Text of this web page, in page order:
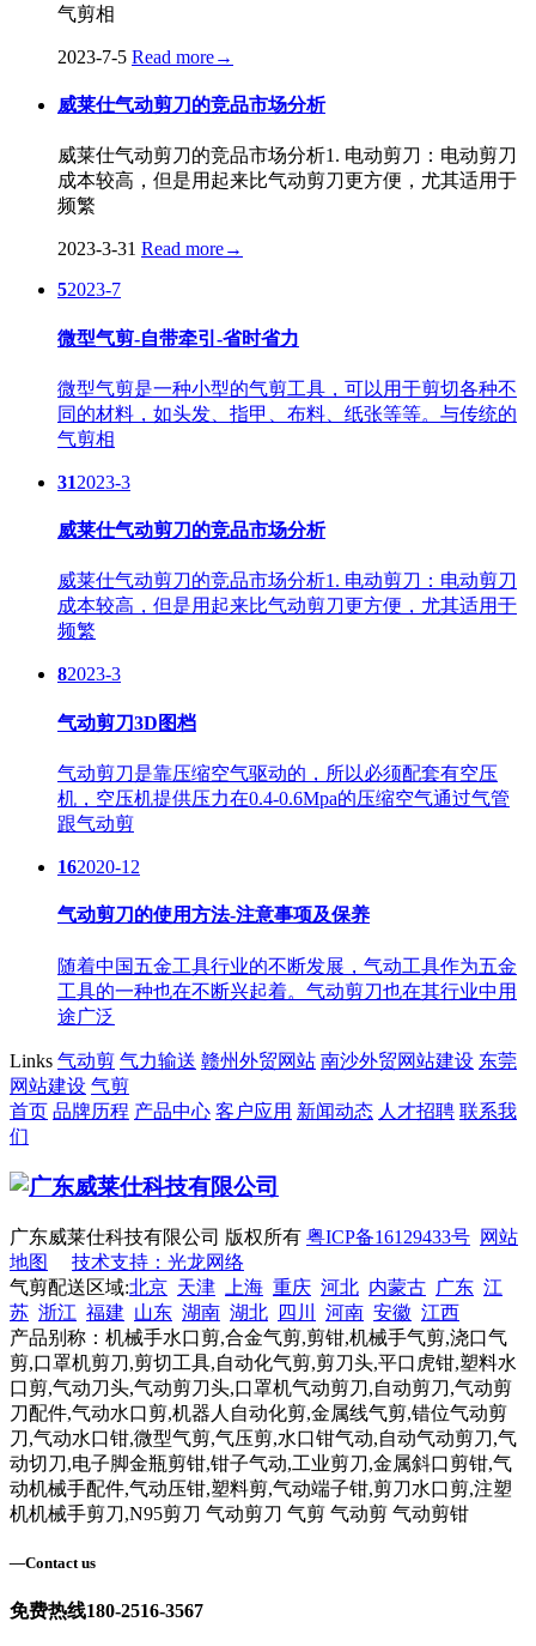
气剪相
2023-7-5 Read more→
威莱仕气动剪刀的竞品市场分析
威莱仕气动剪刀的竞品市场分析1. 电动剪刀：电动剪刀
成本较高，但是用起来比气动剪刀更方便，尤其适用于
频繁
2023-3-31 Read more→
52023-7
微型气剪-自带牵引-省时省力
微型气剪是一种小型的气剪工具，可以用于剪切各种不
同的材料，如头发、指甲、布料、纸张等等。与传统的
气剪相
312023-3
威莱仕气动剪刀的竞品市场分析
威莱仕气动剪刀的竞品市场分析1. 电动剪刀：电动剪刀
成本较高，但是用起来比气动剪刀更方便，尤其适用于
频繁
82023-3
气动剪刀3D图档
气动剪刀是靠压缩空气驱动的，所以必须配套有空压
机，空压机提供压力在0.4-0.6Mpa的压缩空气通过气管
跟气动剪
162020-12
气动剪刀的使用方法-注意事项及保养
随着中国五金工具行业的不断发展，气动工具作为五金
工具的一种也在不断兴起着。气动剪刀也在其行业中用
途广泛
Links 气动剪 气力输送 赣州外贸网站 南沙外贸网站建设 东莞
网站建设 气剪
首页 品牌历程 产品中心 客户应用 新闻动态 人才招聘 联系我
们
广东威莱仕科技有限公司 版权所有 粤ICP备16129433号 网站
地图
技术支持：光龙网络
气剪配送区域:北京 天津 上海 重庆 河北 内蒙古 广东 江
苏 浙江 福建 山东 湖南 湖北 四川 河南 安徽 江西
产品别称：机械手水口剪,合金气剪,剪钳,机械手气剪,浇口气
剪,口罩机剪刀,剪切工具,自动化气剪,剪刀头,平口虎钳,塑料水
口剪,气动刀头,气动剪刀头,口罩机气动剪刀,自动剪刀,气动剪
刀配件,气动水口剪,机器人自动化剪,金属线气剪,错位气动剪
刀,气动水口钳,微型气剪,气压剪,水口钳气动,自动气动剪刀,气
动切刀,电子脚金瓶剪钳,钳子气动,工业剪刀,金属斜口剪钳,气
动机械手配件,气动压钳,塑料剪,气动端子钳,剪刀水口剪,注塑
机机械手剪刀,N95剪刀 气动剪刀 气剪 气动剪 气动剪钳
—Contact us
免费热线180-2516-3567